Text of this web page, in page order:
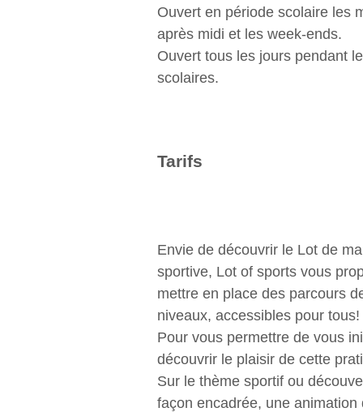
Ouvert en période scolaire les
après midi et les week-ends.
Ouvert tous les jours pendant
scolaires.
Tarifs
Envie de découvrir le Lot de
sportive, Lot of sports vous
mettre en place des parcours
niveaux, accessibles pour tous!
Pour vous permettre de vous
découvrir le plaisir de cette
Sur le thème sportif ou
façon encadrée, une animation